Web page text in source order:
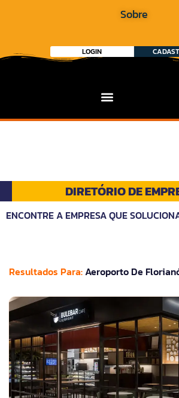
Sobre
LOGIN
DIRETÓRIO DE
ENCONTRE A EMPRESA QUE
Resultados Para:Aeroporto De